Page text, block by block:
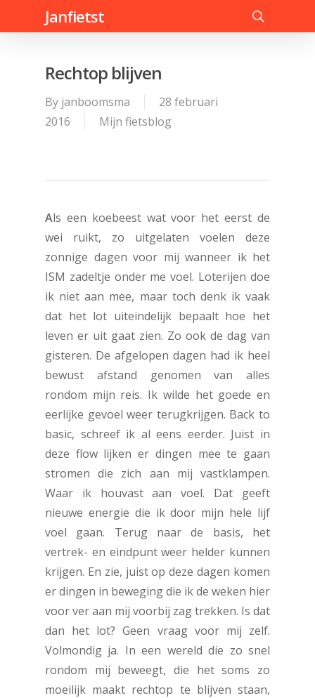
to
Janfietst
search
Rechtop blijven
By janboomsma
28 februari
2016
Mijn fietsblog
Als een koebeest wat voor het eerst de
wei ruikt, zo uitgelaten voelen deze
zonnige dagen voor mij wanneer ik het
ISM zadeltje onder me voel. Loterijen doe
ik niet aan mee, maar toch denk ik vaak
dat het lot uiteindelijk bepaalt hoe het
leven er uit gaat zien. Zo ook de dag van
gisteren. De afgelopen dagen had ik heel
bewust afstand genomen van alles
rondom mijn reis. Ik wilde het goede en
eerlijke gevoel weer terugkrijgen. Back to
basic, schreef ik al eens eerder. Juist in
deze flow lijken er dingen mee te gaan
stromen die zich aan mij vastklampen.
Waar ik houvast aan voel. Dat geeft
nieuwe energie die ik door mijn hele lijf
voel gaan. Terug naar de basis, het
vertrek- en eindpunt weer helder kunnen
krijgen. En zie, juist op deze dagen komen
er dingen in beweging die ik de weken hier
voor ver aan mij voorbij zag trekken. Is dat
dan het lot? Geen vraag voor mij zelf.
Volmondig ja. In een wereld die zo snel
rondom mij beweegt, die het soms zo
moeilijk maakt rechtop te blijven staan,